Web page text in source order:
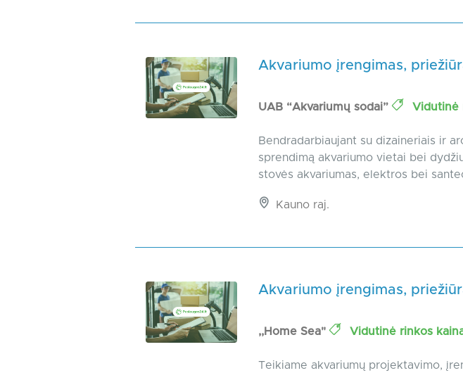
Akvariumo įrengimas,
UAB “Akvariumų sodai” Vidutinė
Bendradarbiaujant su dizaineriais ir
sprendimą akvariumo vietai bei
stovės akvariumas, elektros bei
Kauno raj.
Akvariumo įrengimas,
,,Home Sea" Vidutinė rinkos
Teikiame akvariumų projektavimo,